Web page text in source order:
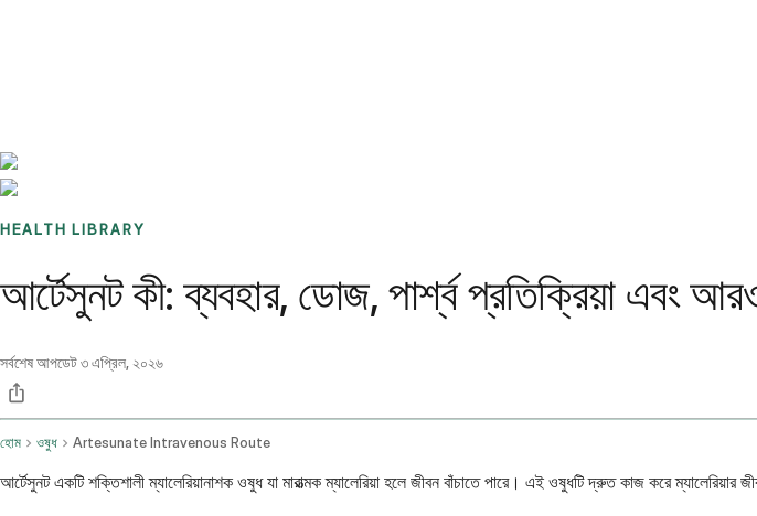
HEALTH LIBRARY
আর্টেসুনট কী: ব্যবহার, ডোজ, পার্শ্ব প্রতিক্রিয়া এবং
সর্বশেষ আপডেট৩ এপ্রিল, ২০২৬
হোম ওষুধ Artesunate Intravenous Route
আর্টেসুনট একটি শক্তিশালী ম্যালেরিয়ানাশক ওষুধ যা মারাত্মক ম্যালেরিয়া হলে জীবন বাঁচাতে পারে। এই ওষুধটি দ্রুত কাজ করে